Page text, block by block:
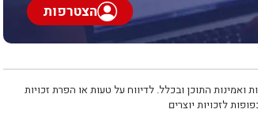
הצטרפות
התוכן ובכלל. לדיווח על טעות או הפרת זכויות
לזכויות יוצרים